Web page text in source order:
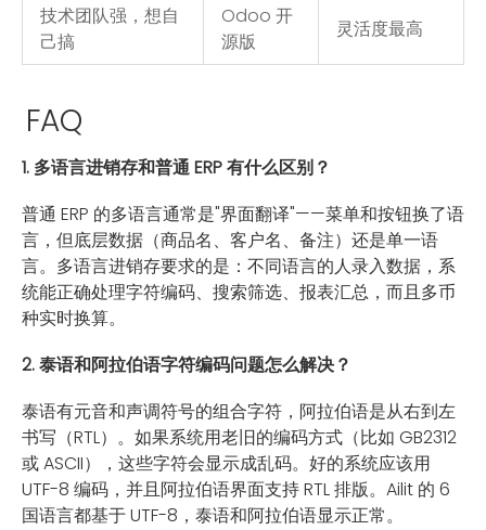
技术团队强，想自
己搞
Odoo 开
源版
灵活度最高
FAQ
1. 多语言进销存和普通 ERP 有什么区别？
普通 ERP 的多语言通常是"界面翻译"——菜单和按钮换了语
言，但底层数据（商品名、客户名、备注）还是单一语
言。多语言进销存要求的是：不同语言的人录入数据，系
统能正确处理字符编码、搜索筛选、报表汇总，而且多币
种实时换算。
2. 泰语和阿拉伯语字符编码问题怎么解决？
泰语有元音和声调符号的组合字符，阿拉伯语是从右到左
书写（RTL）。如果系统用老旧的编码方式（比如 GB2312
或 ASCII），这些字符会显示成乱码。好的系统应该用
UTF-8 编码，并且阿拉伯语界面支持 RTL 排版。Ailit 的 6
国语言都基于 UTF-8，泰语和阿拉伯语显示正常。